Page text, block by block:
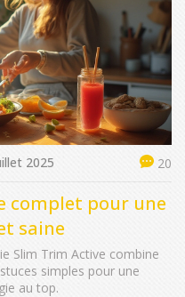
2025 20
complet pour une
saine
Slim Trim Active combine
simples pour une
au top.